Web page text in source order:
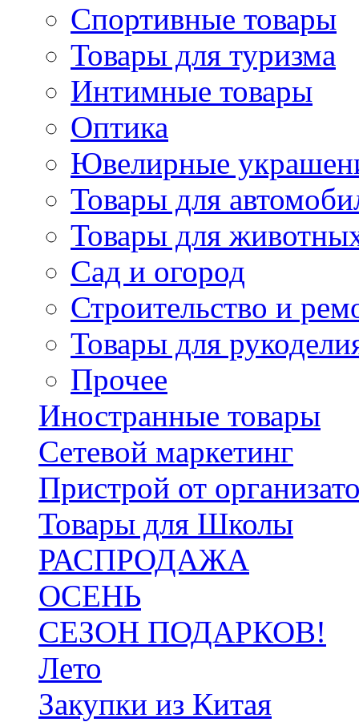
Спортивные товары
Товары для туризма
Интимные товары
Оптика
Ювелирные
Товары для
Товары для
Сад и огород
Строительство и
Товары для
Прочее
Иностранные товары
Сетевой маркетинг
Пристрой от
Товары для Школы
РАСПРОДАЖА
ОСЕНЬ
СЕЗОН ПОДАРКОВ!
Лето
Закупки из Китая